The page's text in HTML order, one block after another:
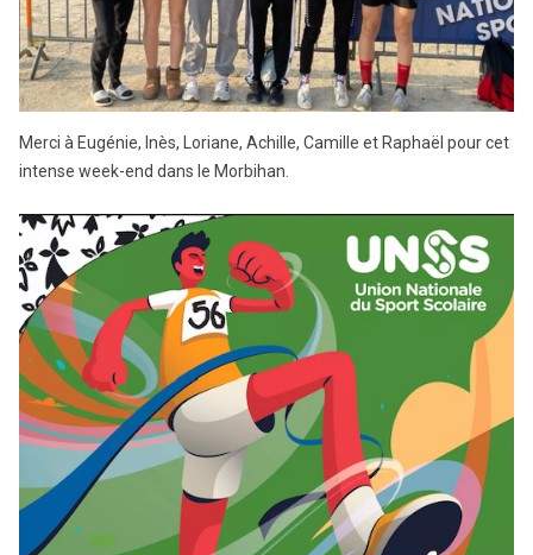
Merci à Eugénie, Inès, Loriane, Achille, Camille et Raphaël pour cet
intense week-end dans le Morbihan.